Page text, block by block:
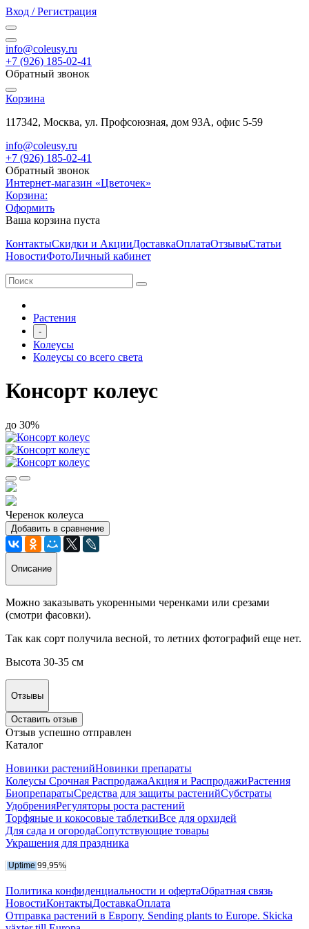
Вход / Регистрация
info@coleusy.ru
+7 (926) 185-02-41
Обратный звонок
Корзина
117342, Москва, ул. Профсоюзная, дом 93А, офис 5-59
info@coleusy.ru
+7 (926) 185-02-41
Обратный звонок
Интернет-магазин «Цветочек»
Корзина:
Оформить
Ваша корзина пуста
КонтактыСкидки и АкцииДоставкаОплатаОтзывыСтатьи
НовостиФотоЛичный кабинет
Растения
-
Колеусы
Колеусы со всего света
Консорт колеус
до 30%
Черенок колеуса
Добавить в сравнение
Описание
Можно заказывать укоренными черенками или срезами
(смотри фасовки).
Так как сорт получила весной, то летних фотографий еще нет.
Высота 30-35 см
Отзывы
Оставить отзыв
Отзыв успешно отправлен
Каталог
Новинки растенийНовинки препараты
Колеусы Срочная РаспродажаАкция и РаспродажиРастения
БиопрепаратыСредства для защиты растенийСубстраты
УдобренияРегуляторы роста растений
Торфяные и кокосовые таблеткиВсе для орхидей
Для сада и огородаСопутствующие товары
Украшения для праздника
Политика конфиденциальности и офертаОбратная связь
НовостиКонтактыДоставкаОплата
Отправка растений в Европу. Sending plants to Europe. Skicka